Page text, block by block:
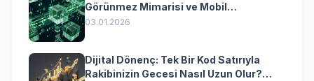
Görünmez Mimarisi ve Mobil
Dönüşümün Kurumsal Anahtarı
03.01.2026
Dijital Dönenç: Tek Bir Kod Satırıyla
Rakibinizin Gecesi Nasıl Uzun Olur?